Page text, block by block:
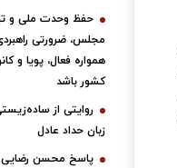
حفظ وحدت ملی و
مجلس، ضرورتی
همواره فعال، پویا و
کشور باشد
روایتی از
زبان حداد عادل
پاسخ محسن رضایی